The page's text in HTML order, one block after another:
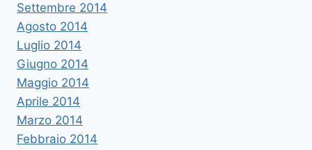
Settembre 2014
Agosto 2014
Luglio 2014
Giugno 2014
Maggio 2014
Aprile 2014
Marzo 2014
Febbraio 2014